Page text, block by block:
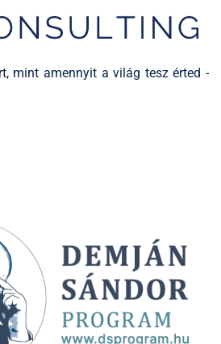
mint amennyit a világ tesz érted -